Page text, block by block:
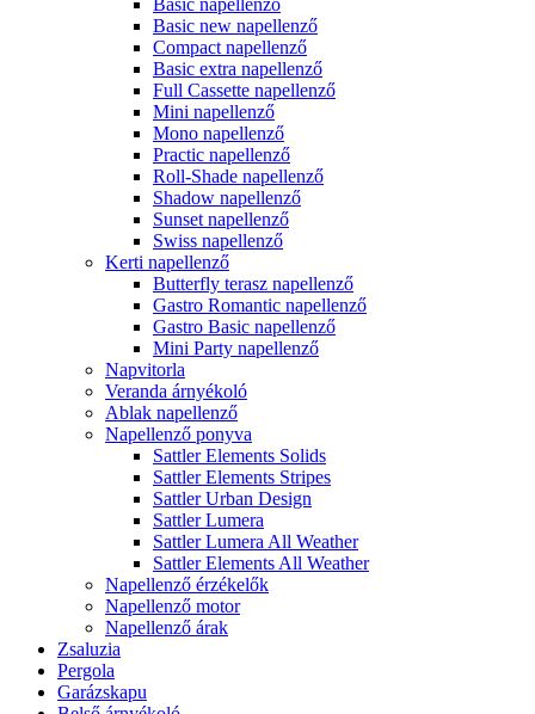
Basic napellenző
Basic new napellenző
Compact napellenző
Basic extra napellenző
Full Cassette napellenző
Mini napellenző
Mono napellenző
Practic napellenző
Roll-Shade napellenző
Shadow napellenző
Sunset napellenző
Swiss napellenző
Kerti napellenző
Butterfly terasz napellenző
Gastro Romantic napellenző
Gastro Basic napellenző
Mini Party napellenző
Napvitorla
Veranda árnyékoló
Ablak napellenző
Napellenző ponyva
Sattler Elements Solids
Sattler Elements Stripes
Sattler Urban Design
Sattler Lumera
Sattler Lumera All Weather
Sattler Elements All Weather
Napellenző érzékelők
Napellenző motor
Napellenző árak
Zsaluzia
Pergola
Garázskapu